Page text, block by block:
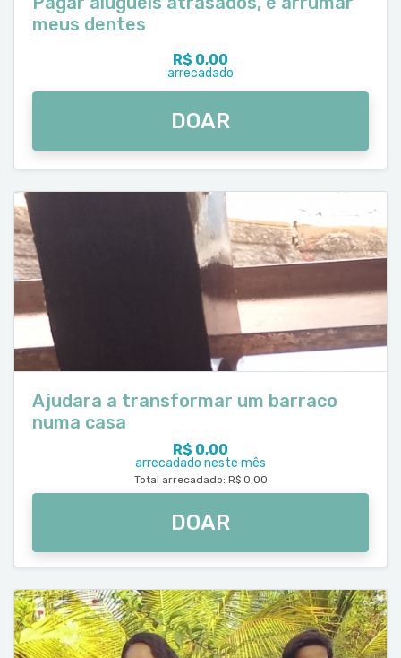
meus dentes
R$ 0,00
arrecadado
DOAR
Ajudara a transformar um barraco
numa casa
R$ 0,00
arrecadado neste mês
Total arrecadado: R$ 0,00
DOAR